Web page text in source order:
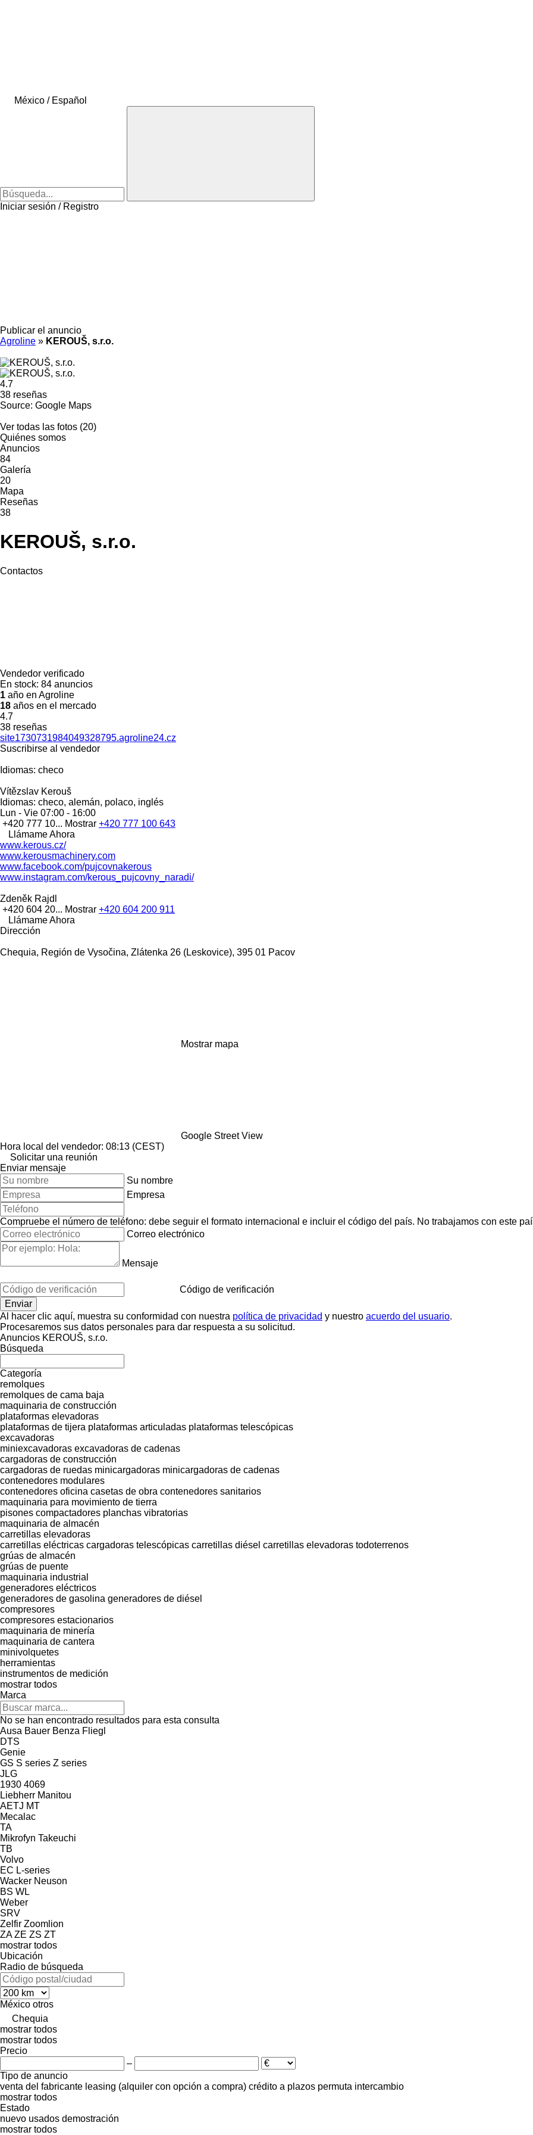
México / Español
Iniciar sesión / Registro
Publicar el anuncio
Agroline » KEROUŠ, s.r.o.
4.7
38 reseñas
Source: Google Maps
Ver todas las fotos (20)
Quiénes somos
Anuncios
84
Galería
20
Mapa
Reseñas
38
KEROUŠ, s.r.o.
Contactos
Vendedor verificado
En stock: 84 anuncios
1 año en Agroline
18 años en el mercado
4.7
38 reseñas
site1730731984049328795.agroline24.cz
Suscribirse al vendedor
Idiomas: checo
Vítězslav Kerouš
Idiomas: checo, alemán, polaco, inglés
Lun - Vie 07:00 - 16:00
+420 777 10... Mostrar +420 777 100 643
Llámame Ahora
www.kerous.cz/
www.kerousmachinery.com
www.facebook.com/pujcovnakerous
www.instagram.com/kerous_pujcovny_naradi/
Zdeněk Rajdl
+420 604 20... Mostrar +420 604 200 911
Llámame Ahora
Dirección
Chequia, Región de Vysočina, Zlátenka 26 (Leskovice), 395 01 Pacov
Mostrar mapa
Google Street View
Hora local del vendedor: 08:13 (CEST)
Solicitar una reunión
Enviar mensaje
Su nombre
Empresa
Compruebe el número de teléfono: debe seguir el formato internacional e incluir el código del país. No trabajamos con este
Correo electrónico
Mensaje
Código de verificación
Al hacer clic aquí, muestra su conformidad con nuestra política de privacidad y nuestro acuerdo del usuario.
Procesaremos sus datos personales para dar respuesta a su solicitud.
Anuncios KEROUŠ, s.r.o.
Búsqueda
Categoría
remolques
remolques de cama baja
maquinaria de construcción
plataformas elevadoras
plataformas de tijera plataformas articuladas plataformas telescópicas
excavadoras
miniexcavadoras excavadoras de cadenas
cargadoras de construcción
cargadoras de ruedas minicargadoras minicargadoras de cadenas
contenedores modulares
contenedores oficina casetas de obra contenedores sanitarios
maquinaria para movimiento de tierra
pisones compactadores planchas vibratorias
maquinaria de almacén
carretillas elevadoras
carretillas eléctricas cargadoras telescópicas carretillas diésel carretillas elevadoras todoterrenos
grúas de almacén
grúas de puente
maquinaria industrial
generadores eléctricos
generadores de gasolina generadores de diésel
compresores
compresores estacionarios
maquinaria de minería
maquinaria de cantera
minivolquetes
herramientas
instrumentos de medición
mostrar todos
Marca
No se han encontrado resultados para esta consulta
Ausa Bauer Benza Fliegl
DTS
Genie
GS S series Z series
JLG
1930 4069
Liebherr Manitou
AETJ MT
Mecalac
TA
Mikrofyn Takeuchi
TB
Volvo
EC L-series
Wacker Neuson
BS WL
Weber
SRV
Zelfir Zoomlion
ZA ZE ZS ZT
mostrar todos
Ubicación
Radio de búsqueda
México otros
Chequia
mostrar todos
mostrar todos
Precio
–
Tipo de anuncio
venta del fabricante leasing (alquiler con opción a compra) crédito a plazos permuta intercambio
mostrar todos
Estado
nuevo usados demostración
mostrar todos